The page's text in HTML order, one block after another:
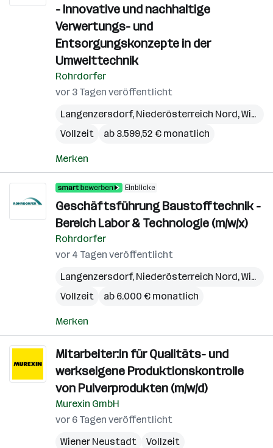
- Innovative und nachhaltige
Verwertungs- und
Entsorgungskonzepte in der
Umwelttechnik
Rohrdorfer
vor 3 Tagen veröffentlicht
Langenzersdorf, Niederösterreich Nord,Wien
Vollzeit
ab 3.599,52 € monatlich
Merken
Einblicke
Geschäftsführung Baustofftechnik -
Bereich Labor & Technologie (m/w/x)
Rohrdorfer
vor 4 Tagen veröffentlicht
Langenzersdorf, Niederösterreich Nord,Wien
Vollzeit
ab 6.000 € monatlich
Merken
Mitarbeiter:in für Qualitäts- und
werkseigene Produktionskontrolle
von Pulverprodukten (m/w/d)
Murexin GmbH
vor 6 Tagen veröffentlicht
Wiener Neustadt
Vollzeit